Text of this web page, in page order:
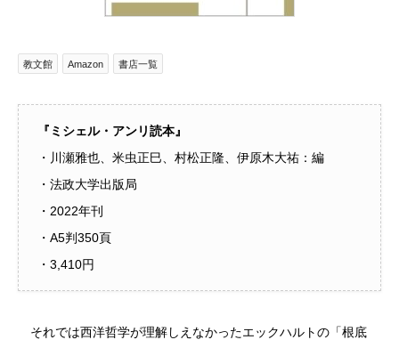
教文館 Amazon 書店一覧
『ミシェル・アンリ読本』
・川瀬雅也、米虫正巳、村松正隆、伊原木大祐：編
・法政大学出版局
・2022年刊
・A5判350頁
・3,410円
それでは西洋哲学が理解しえなかったエックハルトの「根底